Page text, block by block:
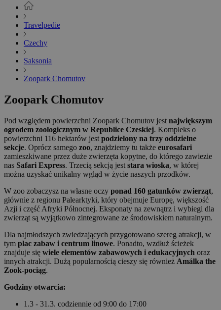
Travelpedie
Czechy
Saksonia
Zoopark Chomutov
Zoopark Chomutov
Pod względem powierzchni Zoopark Chomutov jest największym
ogrodem zoologicznym w Republice Czeskiej. Kompleks o
powierzchni 116 hektarów jest podzielony na trzy oddzielne
sekcje. Oprócz samego zoo, znajdziemy tu także eurosafari
zamieszkiwane przez duże zwierzęta kopytne, do którego zawiezie
nas Safari Express. Trzecią sekcją jest stara wioska, w której
można uzyskać unikalny wgląd w życie naszych przodków.
W zoo zobaczysz na własne oczy ponad 160 gatunków zwierząt,
głównie z regionu Palearktyki, który obejmuje Europę, większość
Azji i część Afryki Północnej. Eksponaty na zewnątrz i wybiegi dla
zwierząt są wyjątkowo zintegrowane ze środowiskiem naturalnym.
Dla najmłodszych zwiedzających przygotowano szereg atrakcji, w
tym plac zabaw i centrum linowe. Ponadto, wzdłuż ścieżek
znajduje się wiele elementów zabawowych i edukacyjnych oraz
innych atrakcji. Dużą popularnością cieszy się również Amálka the
Zook-pociąg.
Godziny otwarcia:
1.3 - 31.3. codziennie od 9:00 do 17:00